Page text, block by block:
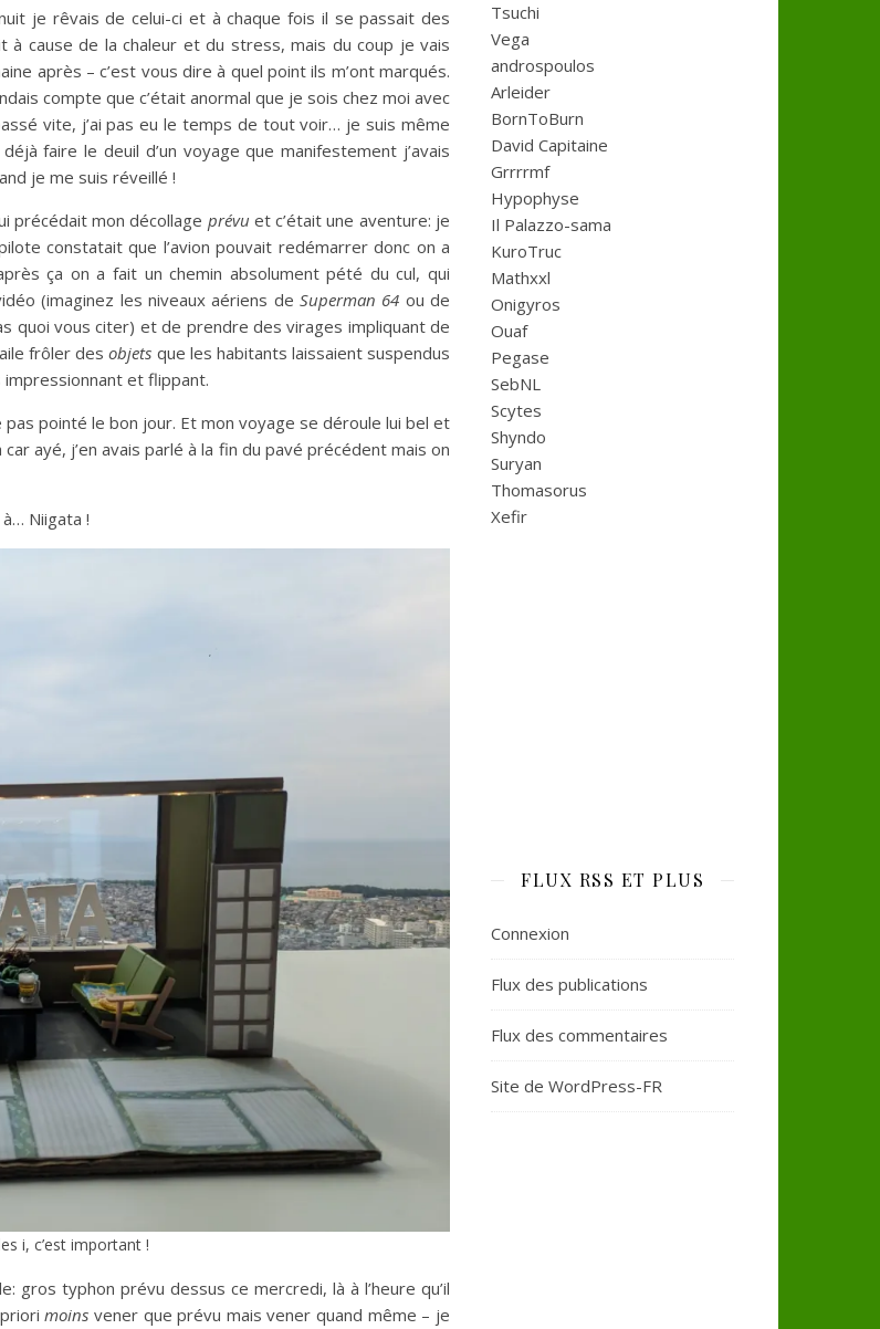
je rêvais de celui-ci et à chaque fois il se passait des
cause de la chaleur et du stress, mais du coup je vais
après – c’est vous dire à quel point ils m’ont marqués.
compte que c’était anormal que je sois chez moi avec
vite, j’ai pas eu le temps de tout voir… je suis même
faire le deuil d’un voyage que manifestement j’avais
je me suis réveillé !
précédait mon décollage prévu et c’était une aventure: je
constatait que l’avion pouvait redémarrer donc on a
ça on a fait un chemin absolument pété du cul, qui
(imaginez les niveaux aériens de Superman 64 ou de
quoi vous citer) et de prendre des virages impliquant de
frôler desobjets que les habitants laissaient suspendus
et flippant.
pas pointé le bon jour. Et mon voyage se déroule lui bel et
ayé, j’en avais parlé à la fin du pavé précédent mais on
Niigata !
i, c’est important !
gros typhon prévu dessus ce mercredi, là à l’heure qu’il
moins vener que prévu mais vener quand même – je
Tsuchi
Vega
androspoulos
Arleider
BornToBurn
David Capitaine
Grrrrmf
Hypophyse
Il Palazzo-sama
KuroTruc
Mathxxl
Onigyros
Ouaf
Pegase
SebNL
Scytes
Shyndo
Suryan
Thomasorus
Xefir
FLUX RSS ET PLUS
Connexion
Flux des publications
Flux des commentaires
Site de WordPress-FR